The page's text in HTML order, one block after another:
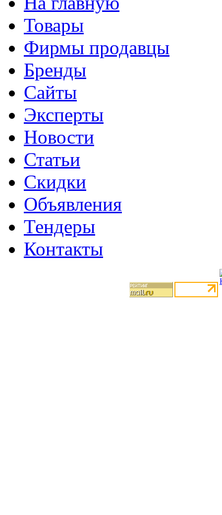
Товары
Фирмы продавцы
Бренды
Сайты
Эксперты
Новости
Статьи
Скидки
Объявления
Тендеры
Контакты